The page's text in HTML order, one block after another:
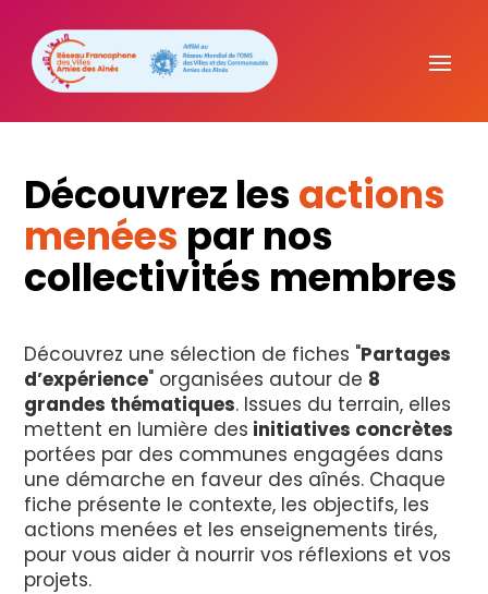
Découvrez les actions
menées par nos
collectivités membres
Découvrez une sélection de fiches "Partages
d’expérience" organisées autour de 8
grandes thématiques. Issues du terrain, elles
mettent en lumière des initiatives concrètes
portées par des communes engagées dans
une démarche en faveur des aînés. Chaque
fiche présente le contexte, les objectifs, les
actions menées et les enseignements tirés,
pour vous aider à nourrir vos réflexions et vos
projets.